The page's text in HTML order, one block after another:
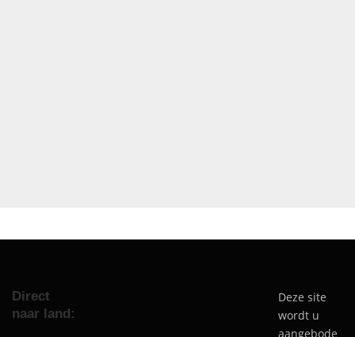
Direct
naar land:
Deze site
wordt u
aangebode